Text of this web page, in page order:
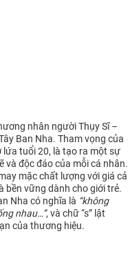
nhân người Thụy Sĩ –
Ban Nha. Tham vọng của
lứa tuổi 20, là tạo ra một sự
và độc đáo của mỗi cá nhân.
mặc chất lượng với giá cả
bền vững dành cho giới trẻ.
Nha có nghĩa là “không
nhau…”, và chữ “s” lật
của thương hiệu.